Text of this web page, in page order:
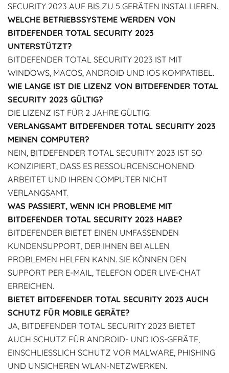
SECURITY 2023 AUF BIS ZU 5 GERÄTEN INSTALLIEREN.
WELCHE BETRIEBSSYSTEME WERDEN VON
BITDEFENDER TOTAL SECURITY 2023
UNTERSTÜTZT?
BITDEFENDER TOTAL SECURITY 2023 IST MIT
WINDOWS, MACOS, ANDROID UND IOS KOMPATIBEL.
WIE LANGE IST DIE LIZENZ VON BITDEFENDER TOTAL
SECURITY 2023 GÜLTIG?
DIE LIZENZ IST FÜR 2 JAHRE GÜLTIG.
VERLANGSAMT BITDEFENDER TOTAL SECURITY 2023
MEINEN COMPUTER?
NEIN, BITDEFENDER TOTAL SECURITY 2023 IST SO
KONZIPIERT, DASS ES RESSOURCENSCHONEND
ARBEITET UND IHREN COMPUTER NICHT
VERLANGSAMT.
WAS PASSIERT, WENN ICH PROBLEME MIT
BITDEFENDER TOTAL SECURITY 2023 HABE?
BITDEFENDER BIETET EINEN UMFASSENDEN
KUNDENSUPPORT, DER IHNEN BEI ALLEN
PROBLEMEN HELFEN KANN. SIE KÖNNEN DEN
SUPPORT PER E-MAIL, TELEFON ODER LIVE-CHAT
ERREICHEN.
BIETET BITDEFENDER TOTAL SECURITY 2023 AUCH
SCHUTZ FÜR MOBILE GERÄTE?
JA, BITDEFENDER TOTAL SECURITY 2023 BIETET
AUCH SCHUTZ FÜR ANDROID- UND IOS-GERÄTE,
EINSCHLIESSLICH SCHUTZ VOR MALWARE, PHISHING U
ND UNSICHEREN WLAN-NETZWERKEN.